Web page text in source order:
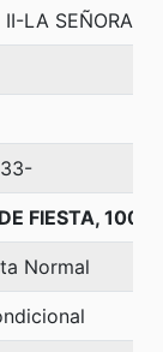
LA SEÑORA
FIESTA,
Normal